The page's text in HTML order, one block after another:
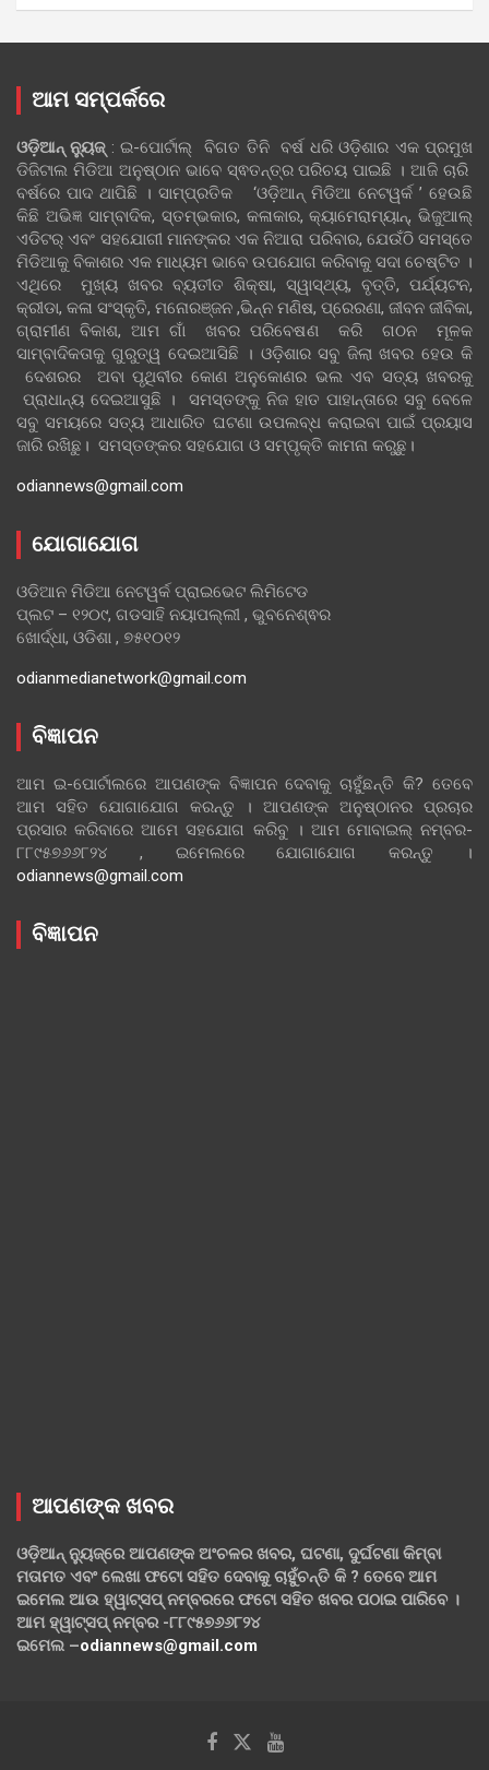
ଆମ ସମ୍ପର୍କରେ
ଓଡ଼ିଆନ୍‍ ନ୍ୟୁଜ୍‍: ଇ-ପୋର୍ଟାଲ୍ ବିଗତ ତିନି ବର୍ଷ ଧରି ଓଡ଼ିଶାର ଏକ ପ୍ରମୁଖ
ଡିଜିଟାଲ ମିଡିଆ ଅନୁଷ୍ଠାନ ଭାବେ ସ୍ଵତନ୍ତ୍ର ପରିଚୟ ପାଇଛି । ଆଜି ଚାରି
ବର୍ଷରେ ପାଦ ଥାପିଛି । ସାମ୍ପ୍ରତିକ ‘ଓଡ଼ିଆନ୍‍ ମିଡିଆ ନେଟୱର୍କ ’ ହେଉଛି
କିଛି ଅଭିଜ୍ଞ ସାମ୍ବାଦିକ, ସ୍ତମ୍ଭକାର, କଳାକାର, କ୍ୟାମେରାମ୍ୟାନ୍, ଭିଜୁଆଲ୍
ଏଡିଟର୍ ଏବଂ ସହଯୋଗୀ ମାନଙ୍କର ଏକ ନିଆରା ପରିବାର, ଯେଉଁଠି ସମସ୍ତେ
ମିଡିଆକୁ ବିକାଶର ଏକ ମାଧ୍ୟମ ଭାବେ ଉପଯୋଗ କରିବାକୁ ସଦା ଚେଷ୍ଟିତ ।
ଏଥିରେ ମୁଖ୍ୟ ଖବର ବ୍ୟତୀତ ଶିକ୍ଷା, ସ୍ୱାସ୍ଥ୍ୟ, ବୃତ୍ତି, ପର୍ଯ୍ୟଟନ,
କ୍ରୀଡା, କଳା ସଂସ୍କୃତି, ମନୋରଞ୍ଜନ ,ଭିନ୍ନ ମଣିଷ, ପ୍ରେରଣା, ଜୀବନ ଜୀବିକା,
ଗ୍ରାମୀଣ ବିକାଶ, ଆମ ଗାଁ ଖବର ପରିବେଷଣ କରି ଗଠନ ମୂଳକ
ସାମ୍ବାଦିକତାକୁ ଗୁରୁତ୍ୱ ଦେଇଆସିଛି । ଓଡ଼ିଶାର ସବୁ ଜିଲା ଖବର ହେଉ କି
ଦେଶରର ଅବା ପୃଥିବୀର କୋଣ ଅନୁକୋଣର ଭଲ ଏବ ସତ୍ୟ ଖବରକୁ
ପ୍ରାଧାନ୍ୟ ଦେଇଆସୁଛି । ସମସ୍ତଙ୍କୁ ନିଜ ହାତ ପାହାନ୍ତାରେ ସବୁ ବେଳେ
ସବୁ ସମୟରେ ସତ୍ୟ ଆଧାରିତ ଘଟଣା ଉପଲବ୍ଧ କରାଇବା ପାଇଁ ପ୍ରୟାସ
ଜାରି ରଖିଛୁ। ସମସ୍ତଙ୍କର ସହଯୋଗ ଓ ସମ୍ପୃକ୍ତି କାମନା କରୁଛୁ।
odiannews@gmail.com
ଯୋଗାଯୋଗ
ଓଡିଆନ ମିଡିଆ ନେଟୱର୍କ ପ୍ରାଇଭେଟ ଲିମିଟେଡ
ପ୍ଲଟ – ୧୨୦୯, ଗଡସାହି ନୟାପଲ୍ଲୀ , ଭୁବନେଶ୍ଵର
ଖୋର୍ଦ୍ଧା, ଓଡିଶା , ୭୫୧୦୧୨
odianmedianetwork@gmail.com
ବିଜ୍ଞାପନ
ଆମ ଇ-ପୋର୍ଟାଲରେ ଆପଣଙ୍କ ବିଜ୍ଞାପନ ଦେବାକୁ ଚାହୁଁଛନ୍ତି କି? ତେବେ
ଆମ ସହିତ ଯୋଗାଯୋଗ କରନ୍ତୁ । ଆପଣଙ୍କ ଅନୁଷ୍ଠାନର ପ୍ରଚାର
ପ୍ରସାର କରିବାରେ ଆମେ ସହଯୋଗ କରିବୁ । ଆମ ମୋବାଇଲ୍ ନମ୍ବର-
୮୮୯୫୭୬୬୮୨୪ , ଇମେଲରେ ଯୋଗାଯୋଗ କରନ୍ତୁ ।
odiannews@gmail.com
ବିଜ୍ଞାପନ
ଆପଣଙ୍କ ଖବର
ଓଡ଼ିଆନ୍ ନ୍ୟୁଜ୍‌ରେ ଆପଣଙ୍କ ଅଂଚଳର ଖବର, ଘଟଣା, ଦୁର୍ଘଟଣା କିମ୍ବା
ମତାମତ ଏବଂ ଲେଖା ଫଟୋ ସହିତ ଦେବାକୁ ଚାହୁଁଚନ୍ତି କି ? ତେବେ ଆମ
ଇମେଲ ଆଉ ହ୍ୱାଟ୍‌ସପ୍ ନମ୍ବରରେ ଫଟୋ ସହିତ ଖବର ପଠାଇ ପାରିବେ ।
ଆମ ହ୍ୱାଟ୍‌ସପ୍ ନମ୍ବର -୮୮୯୫୭୬୬୮୨୪
ଇମେଲ –odiannews@gmail.com